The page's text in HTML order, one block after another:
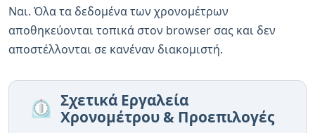
Ναι. Όλα τα δεδομένα των χρονομέτρων
αποθηκεύονται τοπικά στον browser σας και δεν
αποστέλλονται σε κανέναν διακομιστή.
⏲️ Σχετικά Εργαλεία
Χρονομέτρου & Προεπιλογές